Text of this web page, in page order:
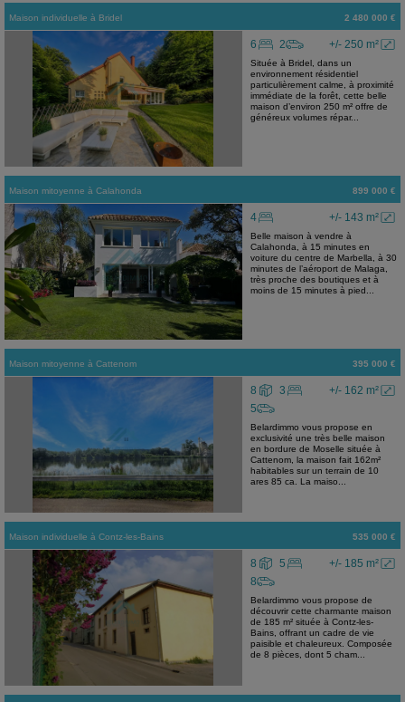
Maison individuelle à Bridel 2 480 000 €
+/- 250 m²
6 2
Située à Bridel, dans un
environnement résidentiel
particulièrement calme, à proximité
immédiate de la forêt, cette belle
maison d’environ 250 m² offre de
généreux volumes répar...
Maison mitoyenne à Calahonda 899 000 €
+/- 143 m²
4
Belle maison à vendre à
Calahonda, à 15 minutes en
voiture du centre de Marbella, à 30
minutes de l’aéroport de Malaga,
très proche des boutiques et à
moins de 15 minutes à pied...
Maison mitoyenne à Cattenom 395 000 €
+/- 162 m²
8
3
5
Belardimmo vous propose en
exclusivité une très belle maison
en bordure de Moselle située à
Cattenom, la maison fait 162m²
habitables sur un terrain de 10
ares 85 ca. La maiso...
Maison individuelle à Contz-les-Bains 535 000 €
+/- 185 m²
8
5
8
Belardimmo vous propose de
découvrir cette charmante maison
de 185 m² située à Contz-les-
Bains, offrant un cadre de vie
paisible et chaleureux. Composée
de 8 pièces, dont 5 cham...